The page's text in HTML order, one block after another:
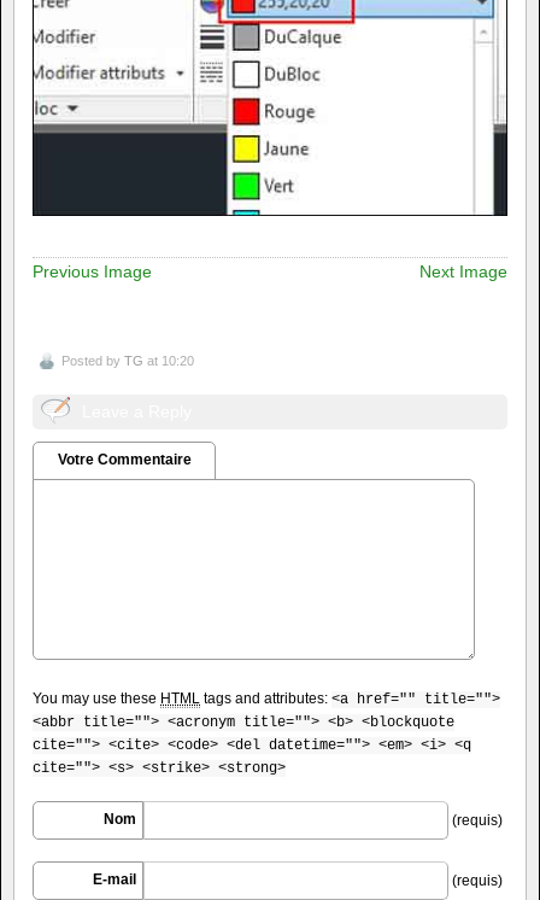
Previous Image Next Image
Posted by TG at 10:20
Votre Commentaire
You may use these HTML tags and attributes: <a href="" title="">
<abbr title=""> <acronym title=""> <b> <blockquote
cite=""> <cite> <code> <del datetime=""> <em> <i> <q
cite=""> <s> <strike> <strong>
Nom (requis)
E-mail (requis)